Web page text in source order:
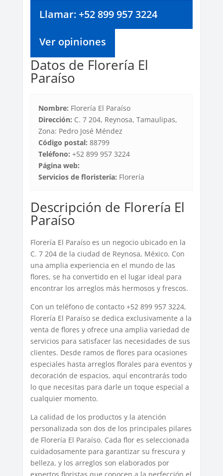
Llamar: +52 899 957 3224
Ver opiniones
Datos de Florería El
Paraíso
Nombre: Florería El Paraíso
Dirección: C. 7 204, Reynosa, Tamaulipas,
Zona: Pedro José Méndez
Código postal: 88799
Teléfono: +52 899 957 3224
Página web:
Servicios de floristería: Florería
Descripción de Florería El
Paraíso
Florería El Paraíso es un negocio ubicado en la
C. 7 204 de la ciudad de Reynosa, México. Con
una amplia experiencia en el mundo de las
flores, se ha convertido en el lugar ideal para
encontrar los arreglos más hermosos y frescos.
Con un teléfono de contacto +52 899 957 3224,
Florería El Paraíso se dedica exclusivamente a la
venta de flores y ofrece una amplia variedad de
servicios para satisfacer las necesidades de sus
clientes. Desde ramos de flores para ocasiones
especiales hasta arreglos florales para eventos y
decoración de espacios, aquí encontrarás todo
lo que necesitas para darle un toque especial a
cualquier momento.
La calidad de los productos y la atención
personalizada son dos de los principales pilares
de Florería El Paraíso. Cada flor es seleccionada
cuidadosamente para garantizar su frescura y
belleza, y los arreglos son elaborados por